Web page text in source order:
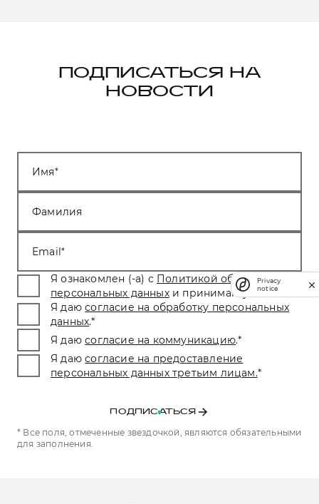
ПОДПИСАТЬСЯ НА
НОВОСТИ
Имя
Фамилия
Email
Я ознакомлен (-а) с Политикой обработки
персональных данных и принимаю условия.
Я даю согласие на обработку персональных
данных.*
Я даю согласие на коммуникацию.*
Я даю согласие на предоставление
персональных данных третьим лицам.*
ПОДПИСАТЬСЯ
* Все поля, отмеченные звездочкой, являются обязательными
для заполнения.
Privacy
notice